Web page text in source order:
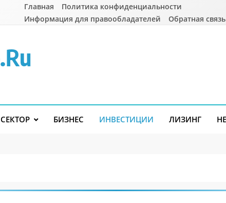
Главная
Политика конфиденциальности
Информация для правообладателей
Обратная связь
БИЗНЕС ИНВЕСТИЦИИ ЛИЗИНГ